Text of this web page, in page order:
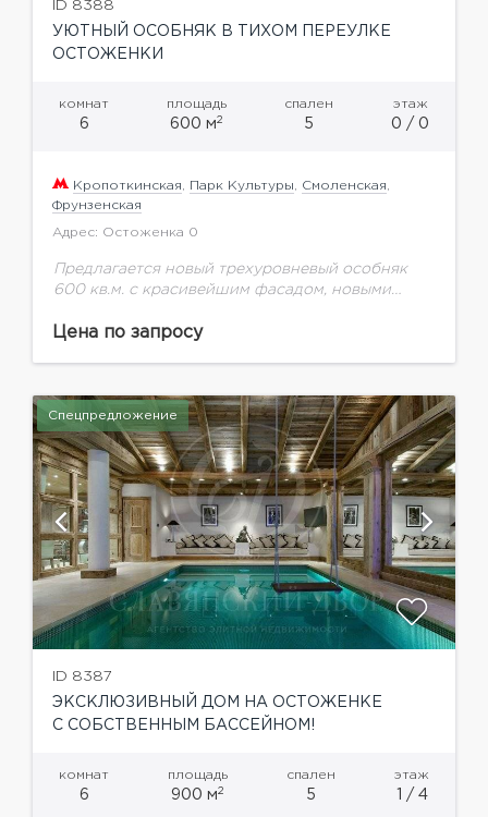
ID 8388
УЮТНЫЙ ОСОБНЯК В ТИХОМ ПЕРЕУЛКЕ
ОСТОЖЕНКИ
комнат
6
площадь
600 м2
спален
5
этаж
0 / 0
Кропоткинская Парк Культуры Смоленская
Фрунзенская
Адрес: Остоженка 0
Предлагается новый трехуровневый особняк
600 кв.м. с красивейшим фасадом, новыми
проживания.
Цена по запросу
Спецпредложение
ID 8387
ЭКСКЛЮЗИВНЫЙ ДОМ НА ОСТОЖЕНКЕ
С СОБСТВЕННЫМ БАССЕЙНОМ!
комнат
6
площадь
900 м2
спален
5
этаж
1 / 4